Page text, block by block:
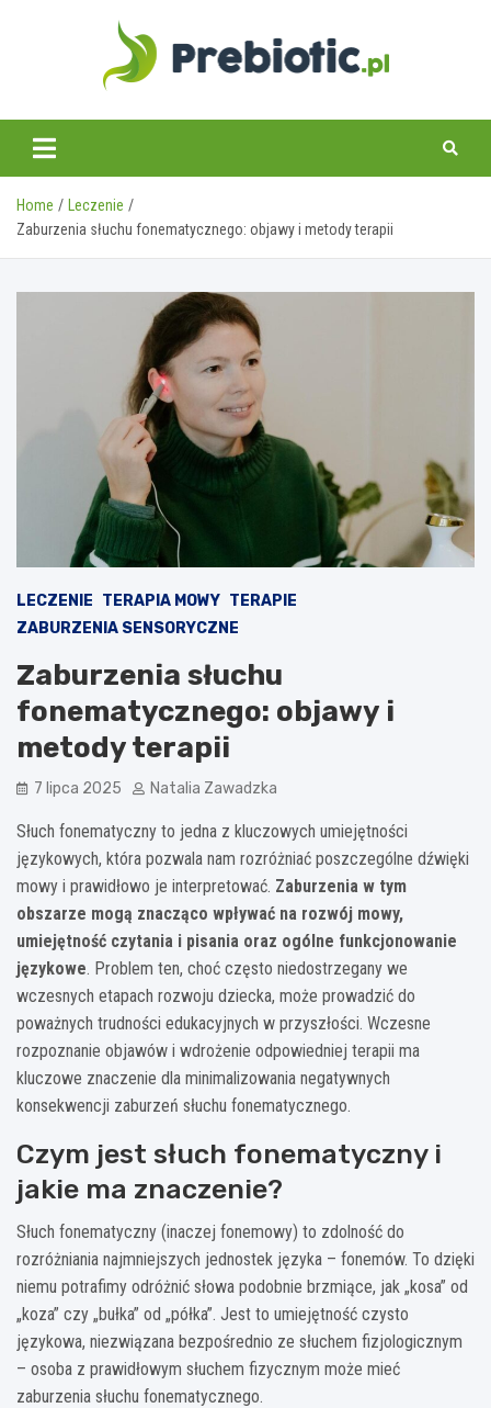
prebiotic.pl
Home
Leczenie
Zaburzenia słuchu fonematycznego: objawy i metody terapii
LECZENIE TERAPIA MOWY TERAPIE
ZABURZENIA SENSORYCZNE
Zaburzenia słuchu
fonematycznego: objawy i
metody terapii
7 lipca 2025 Natalia Zawadzka
Słuch fonematyczny to jedna z kluczowych umiejętności
językowych, która pozwala nam rozróżniać poszczególne dźwięki
mowy i prawidłowo je interpretować. Zaburzenia w tym
obszarze mogą znacząco wpływać na rozwój mowy,
umiejętność czytania i pisania oraz ogólne funkcjonowanie
językowe. Problem ten, choć często niedostrzegany we
wczesnych etapach rozwoju dziecka, może prowadzić do
poważnych trudności edukacyjnych w przyszłości. Wczesne
rozpoznanie objawów i wdrożenie odpowiedniej terapii ma
kluczowe znaczenie dla minimalizowania negatywnych
konsekwencji zaburzeń słuchu fonematycznego.
Czym jest słuch fonematyczny i
jakie ma znaczenie?
Słuch fonematyczny (inaczej fonemowy) to zdolność do
rozróżniania najmniejszych jednostek języka – fonemów. To dzięki
niemu potrafimy odróżnić słowa podobnie brzmiące, jak „kosa” od
„koza” czy „bułka” od „półka”. Jest to umiejętność czysto
językowa, niezwiązana bezpośrednio ze słuchem fizjologicznym
– osoba z prawidłowym słuchem fizycznym może mieć
zaburzenia słuchu fonematycznego.